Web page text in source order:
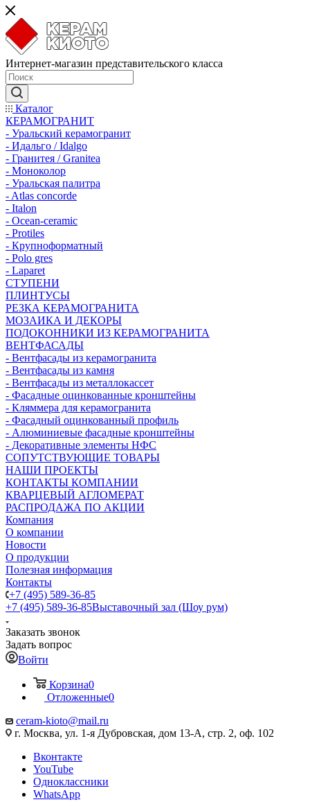
Интернет-магазин представительского класса
Каталог
КЕРАМОГРАНИТ
- Уральский керамогранит
- Идальго / Idalgo
- Гранитея / Granitea
- Моноколор
- Уральская палитра
- Atlas concorde
- Italon
- Ocean-ceramic
- Protiles
- Крупноформатный
- Polo gres
- Laparet
СТУПЕНИ
ПЛИНТУСЫ
РЕЗКА КЕРАМОГРАНИТА
МОЗАИКА И ДЕКОРЫ
ПОДОКОННИКИ ИЗ КЕРАМОГРАНИТА
ВЕНТФАСАДЫ
- Вентфасады из керамогранита
- Вентфасады из камня
- Вентфасады из металлокассет
- Фасадные оцинкованные кронштейны
- Кляммера для керамогранита
- Фасадный оцинкованный профиль
- Алюминиевые фасадные кронштейны
- Декоративные элементы НФС
СОПУТСТВУЮЩИЕ ТОВАРЫ
НАШИ ПРОЕКТЫ
КОНТАКТЫ КОМПАНИИ
КВАРЦЕВЫЙ АГЛОМЕРАТ
РАСПРОДАЖА ПО АКЦИИ
Компания
О компании
Новости
О продукции
Полезная информация
Контакты
+7 (495) 589-36-85
+7 (495) 589-36-85Выставочный зал (Шоу рум)
Заказать звонок
Задать вопрос
Войти
Корзина0
Отложенные0
ceram-kioto@mail.ru
г. Москва, ул. 1-я Дубровская, дом 13-А, стр. 2, оф. 102
Вконтакте
YouTube
Одноклассники
WhatsApp